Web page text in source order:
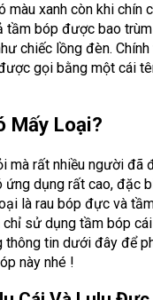
màu xanh còn khi chín
tầm bóp được bao
chiếc lồng đèn.
gọi bằng một cái
Mấy Loại?
mà rất nhiều người đã
ứng dụng rất cao, đặc
là rau bóp đực và
sử dụng tầm bóp cái
thông tin dưới đây để
này nhé !